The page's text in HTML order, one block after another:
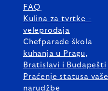
FAQ
Kulina za tvrtke -
veleprodaja
Chefparade škola
kuhanja u Pragu,
Bratislavi i Budapešti
Praćenje statusa vaše
narudžbe